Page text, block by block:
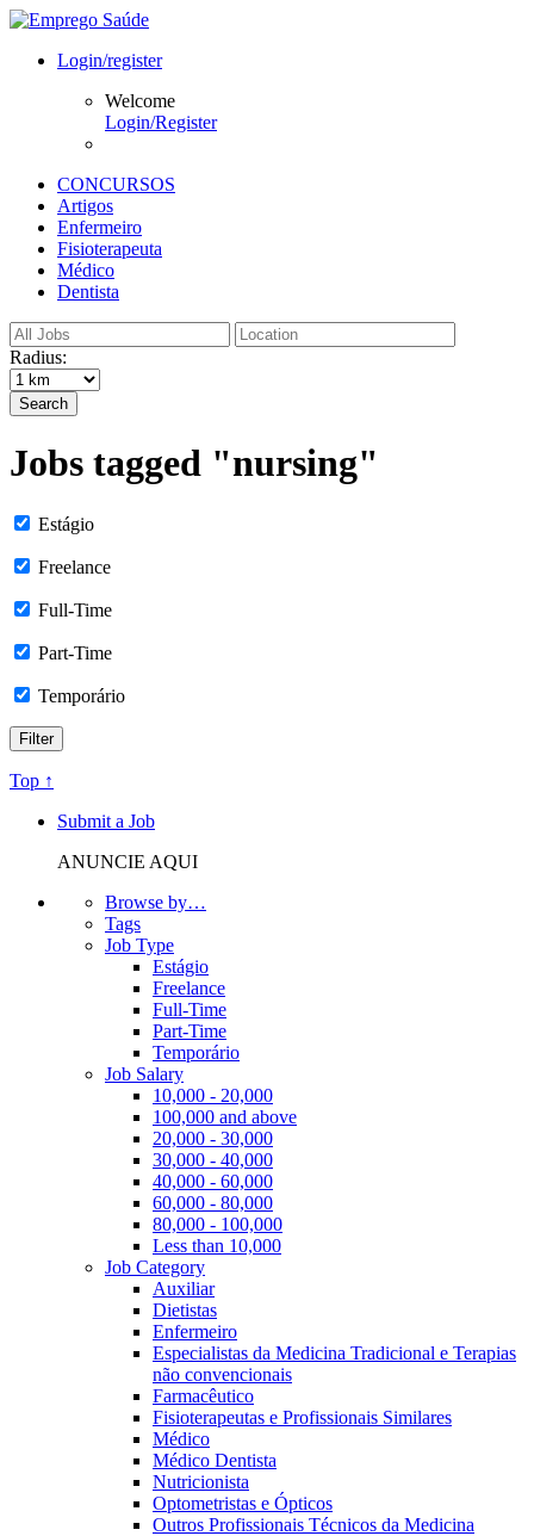
Login/register
Welcome
Login/Register
CONCURSOS
Artigos
Enfermeiro
Fisioterapeuta
Médico
Dentista
Radius:
Search
Jobs tagged "nursing"
Estágio
Freelance
Full-Time
Part-Time
Temporário
Top ↑
Submit a Job
ANUNCIE AQUI
Browse by…
Tags
Job Type
Estágio
Freelance
Full-Time
Part-Time
Temporário
Job Salary
10,000 - 20,000
100,000 and above
20,000 - 30,000
30,000 - 40,000
40,000 - 60,000
60,000 - 80,000
80,000 - 100,000
Less than 10,000
Job Category
Auxiliar
Dietistas
Enfermeiro
Especialistas da Medicina Tradicional e Terapias
não convencionais
Farmacêutico
Fisioterapeutas e Profissionais Similares
Médico
Médico Dentista
Nutricionista
Optometristas e Ópticos
Outros Profissionais Técnicos da Medicina